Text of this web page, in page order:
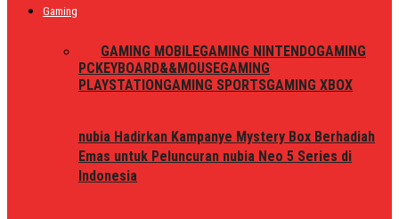
Gaming
GAMING MOBILEGAMING NINTENDOGAMING
PCKEYBOARD&&MOUSEGAMING
PLAYSTATIONGAMING SPORTSGAMING XBOX
nubia Hadirkan Kampanye Mystery Box Berhadiah
Emas untuk Peluncuran nubia Neo 5 Series di
Indonesia